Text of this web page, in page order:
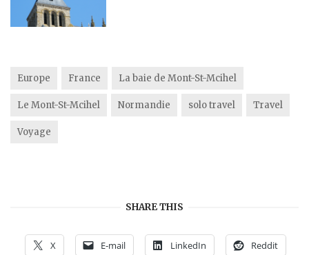
Europe France La baie de Mont-St-Mcihel
Le Mont-St-Mcihel Normandie solo travel Travel
Voyage
SHARE THIS
X E-mail LinkedIn Reddit